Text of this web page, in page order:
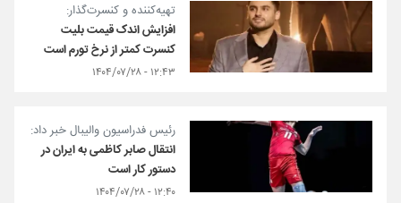
تهیه‌کننده و کنسرت‌گذار:
افزایش اندک قیمت بلیت‌
کنسرت کمتر از نرخ تورم است
۱۲:۴۳ - ۱۴۰۴/۰۷/۲۸
رئیس فدراسیون والیبال خبر داد:
انتقال صابر کاظمی به ایران در
دستور کار است
۱۲:۴۰ - ۱۴۰۴/۰۷/۲۸